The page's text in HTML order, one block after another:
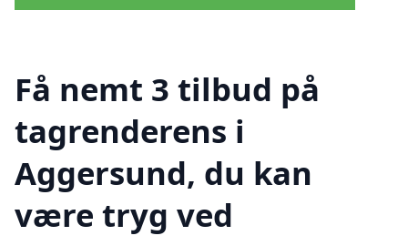
Få nemt 3 tilbud på
tagrenderens i
Aggersund, du kan
være tryg ved